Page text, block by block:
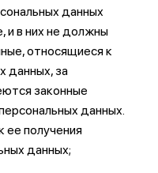
данных
и в них не должны
относящиеся к
данных, за
законные
данных.
ее получения
данных;